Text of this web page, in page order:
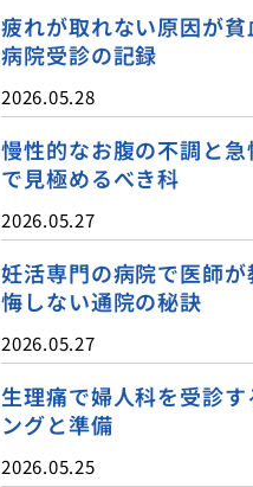
疲れが取れない原因が貧
病院受診の記録
2026.05.28
慢性的なお腹の不調と急
で見極めるべき科
2026.05.27
妊活専門の病院で医師
悔しない通院の秘訣
2026.05.27
生理痛で婦人科を受診す
ングと準備
2026.05.25